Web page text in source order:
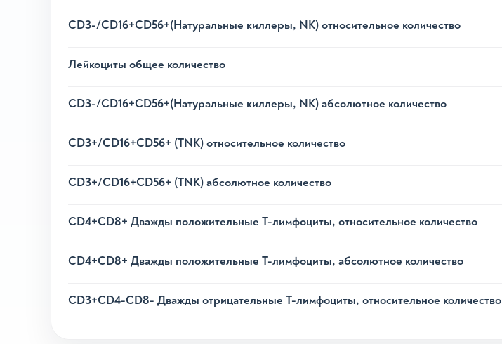
CD3-/CD16+CD56+(Натуральные киллеры, NK) относительное количество
Лейкоциты общее количество
CD3-/CD16+CD56+(Натуральные киллеры, NK) абсолютное количество
CD3+/CD16+CD56+ (TNK) относительное количество
CD3+/CD16+CD56+ (TNK) абсолютное количество
CD4+CD8+ Дважды положительные Т-лимфоциты, относительное количество
CD4+CD8+ Дважды положительные Т-лимфоциты, абсолютное количество
CD3+CD4-CD8- Дважды отрицательные Т-лимфоциты, относительное количество